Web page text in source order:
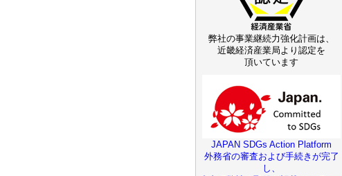
弊社の事業継続力強化計画は、
近畿経済産業局より認定を
頂いています
JAPAN SDGs Action Platform
外務省の審査および手続きが完了
し、